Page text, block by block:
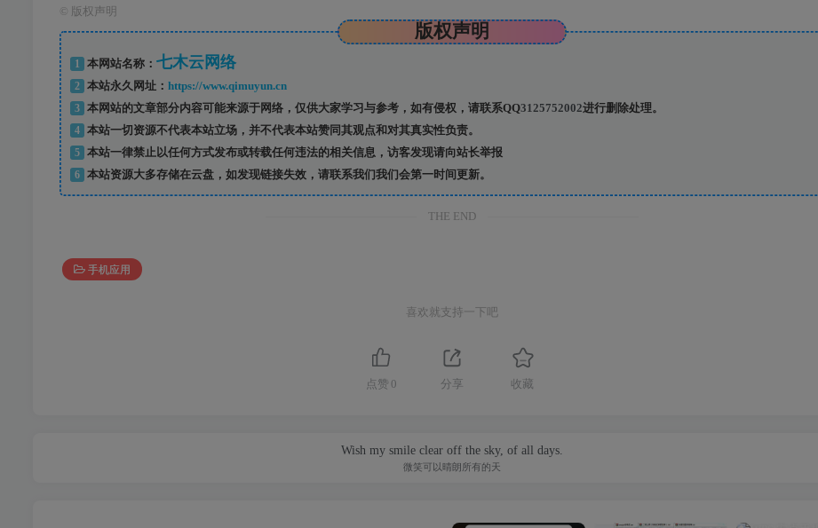
版权声明
版权声明
1 本网站名称： 七木云网络
2 本站永久网址： https://www.qimuyun.cn
3
本网站的文章部分内容可能来源于网络，仅供大家学习与参考，如有侵权，请联系QQ3125752002进行删除处理。
4
本站一切资源不代表本站立场，并不代表本站赞同其观点和对其真实性负责。
5
本站一律禁止以任何方式发布或转载任何违法的相关信息，访客发现请向站长举报
6
本站资源大多存储在云盘，如发现链接失效，请联系我们我们会第一时间更新。
THE END
手机应用
喜欢就支持一下吧
点赞 0 分享 收藏
Wish my smile clear off the sky, of all days.
微笑可以晴朗所有的天